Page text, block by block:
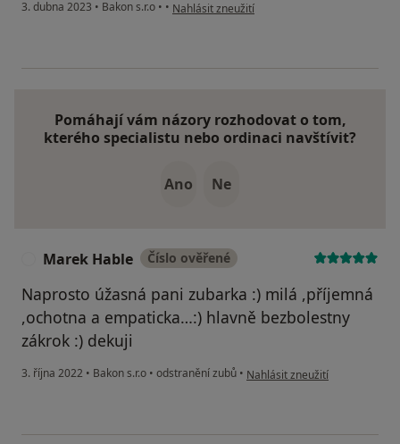
3. dubna 2023 • Bakon s.r.o • • podle názoru uživatele J.Š.
Nahlásit zneužití
Pomáhají vám názory rozhodovat o tom,
kterého specialistu nebo ordinaci navštívit?
Ano Ne
Marek Hable Číslo ověřené
Naprosto úžasná pani zubarka :) milá ,příjemná
,ochotna a empaticka…:) hlavně bezbolestny
zákrok :) dekuji
3. října 2022 • Bakon s.r.o • odstranění zubů • podle názoru uživatele Marek
Nahlásit zneužití